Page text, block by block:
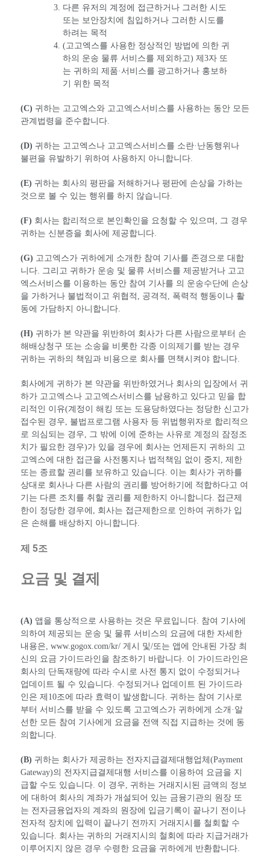
다른 유저의 계정에 접근하거나 그러한 시도
또는 보안장치에 침입하거나 그러한 시도를
하려는 목적
(고고엑스를 사용한 정상적인 방법에 의한 귀
하의 운송 물류 서비스를 제외하고) 제3자 또
는 귀하의 제품·서비스를 광고하거나 홍보하
기 위한 목적
(C) 귀하는 고고엑스와 고고엑스서비스를 사용하는 동안 모든
관계법령을 준수합니다.
(D) 귀하는 고고엑스나 고고엑스서비스를 소란·난동행위나
불편을 유발하기 위하여 사용하지 아니합니다.
(E) 귀하는 회사의 평판을 저해하거나 평판에 손상을 가하는
것으로 볼 수 있는 행위를 하지 않습니다.
(F) 회사는 합리적으로 본인확인을 요청할 수 있으며, 그 경우
귀하는 신분증을 회사에 제공합니다.
(G) 고고엑스가 귀하에게 소개한 참여 기사를 존경으로 대합
니다. 그리고 귀하가 운송 및 물류 서비스를 제공받거나 고고
엑스서비스를 이용하는 동안 참여 기사를 의 운송수단에 손상
을 가하거나 불법적이고 위협적, 공격적, 폭력적 행동이나 활
동에 가담하지 아니합니다.
(H) 귀하가 본 약관을 위반하여 회사가 다른 사람으로부터 손
해배상청구 또는 소송을 비롯한 각종 이의제기를 받는 경우
귀하는 귀하의 책임과 비용으로 회사를 면책시켜야 합니다.
회사에게 귀하가 본 약관을 위반하였거나 회사의 입장에서 귀
하가 고고엑스나 고고엑스서비스를 남용하고 있다고 믿을 합
리적인 이유(계정이 해킹 또는 도용당하였다는 정당한 신고가
접수된 경우, 불법프로그램 사용자 등 위법행위자로 합리적으
로 의심되는 경우, 그 밖에 이에 준하는 사유로 계정의 잠정조
치가 필요한 경우)가 있을 경우에 회사는 언제든지 귀하의 고
고엑스에 대한 접근을 사전통지나 법적책임 없이 중지, 제한
또는 종료할 권리를 보유하고 있습니다. 이는 회사가 귀하를
상대로 회사나 다른 사람의 권리를 방어하기에 적합하다고 여
기는 다른 조치를 취할 권리를 제한하지 아니합니다. 접근제
한이 정당한 경우에, 회사는 접근제한으로 인하여 귀하가 입
은 손해를 배상하지 아니합니다.
제 5조
요금 및 결제
(A) 앱을 통상적으로 사용하는 것은 무료입니다. 참여 기사에
의하여 제공되는 운송 및 물류 서비스의 요금에 대한 자세한
내용은, www.gogox.com/kr/ 게시 및/또는 앱에 안내된 가장 최
신의 요금 가이드라인을 참조하기 바랍니다. 이 가이드라인은
회사의 단독재량에 따라 수시로 사전 통지 없이 수정되거나
업데이트 될 수 있습니다. 수정되거나 업데이트 된 가이드라
인은 제10조에 따라 효력이 발생합니다. 귀하는 참여 기사로
부터 서비스를 받을 수 있도록 고고엑스가 귀하에게 소개·알
선한 모든 참여 기사에게 요금을 전액 직접 지급하는 것에 동
의합니다.
(B) 귀하는 회사가 제공하는 전자지급결제대행업체(Payment
Gateway)의 전자지급결제대행 서비스를 이용하여 요금을 지
급할 수도 있습니다. 이 경우, 귀하는 거래지시된 금액의 정보
에 대하여 회사의 계좌가 개설되어 있는 금융기관의 원장 또
는 전자금융업자의 계좌의 원장에 입금기록이 끝나기 전이나
전자적 장치에 입력이 끝나기 전까지 거래지시를 철회할 수
있습니다. 회사는 귀하의 거래지시의 철회에 따라 지급거래가
이루어지지 않은 경우 수령한 요금을 귀하에게 반환합니다.